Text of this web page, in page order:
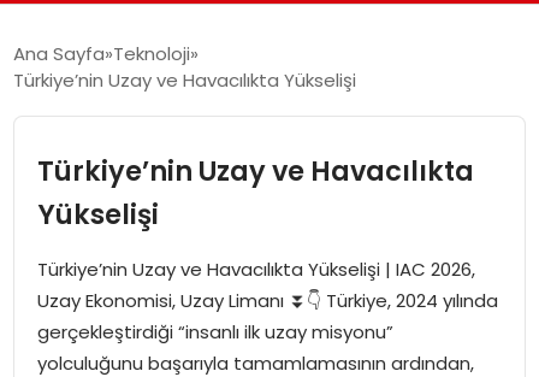
EKONOMI
SIYASET
DÜNYA
SPOR
TEKNOLOJI
Ana Sayfa Teknoloji
Türkiye’nin Uzay ve Havacılıkta Yükselişi
Türkiye’nin Uzay ve Havacılıkta
Yükselişi
Türkiye’nin Uzay ve Havacılıkta Yükselişi | IAC 2026,
Uzay Ekonomisi, Uzay Limanı ⏬👇 Türkiye, 2024 yılında
gerçekleştirdiği “insanlı ilk uzay misyonu”
yolculuğunu başarıyla tamamlamasının ardından,